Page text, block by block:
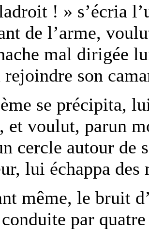
! » s’écria
de l’arme,
mal dirigée
rejoindre son
se précipita,
et voulut, parun
cercle autour de
lui échappa
même, le bruit
par